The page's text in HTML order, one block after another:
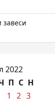
завеси
2022
П С Н
1
2 3